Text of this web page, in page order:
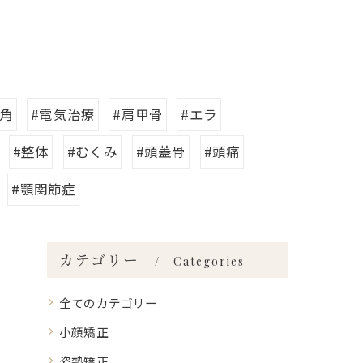
#電気治療 #肩甲骨
#エラ
#整体 #むくみ #頭蓋骨
#頭痛
#顎関節症
カテゴリー Categories
全てのカテゴリー
小顔矯正